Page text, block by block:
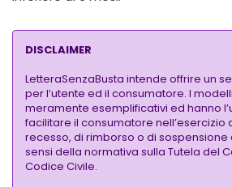
DISCLAIMER
LetteraSenzaBusta intende offrire un
per l’utente ed il consumatore. I
meramente esemplificativi ed hanno
facilitare il consumatore nell’esercizio
recesso, di rimborso o di sospensione
sensi della normativa sulla Tutela del
Codice Civile.